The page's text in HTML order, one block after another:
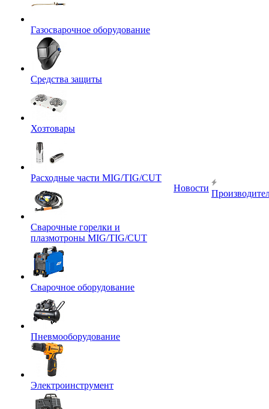
Газосварочное оборудование
Средства защиты
Хозтовары
Расходные части MIG/TIG/CUT
Сварочные горелки и
плазмотроны MIG/TIG/CUT
Сварочное оборудование
Пневмооборудование
Электроинструмент
Новости